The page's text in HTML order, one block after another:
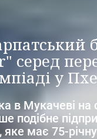
серед
у
в Мукачеві на
подібне
яке має 75-